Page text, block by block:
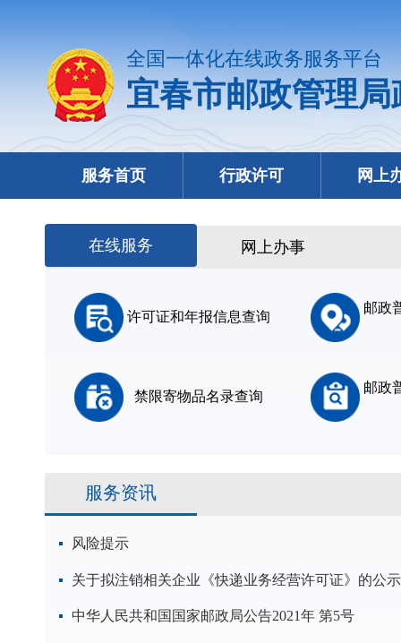
全国一体化在线政务服务平台
宜春市邮政管理
服务首页 行政许可 网上
在线服务 网上办事
许可证和年报信息查询
邮政
禁限寄物品名录查询
邮政
服务资讯
风险提示
关于拟注销相关企业《快递业务经营许可证》的公示
中华人民共和国国家邮政局公告2021年 第5号